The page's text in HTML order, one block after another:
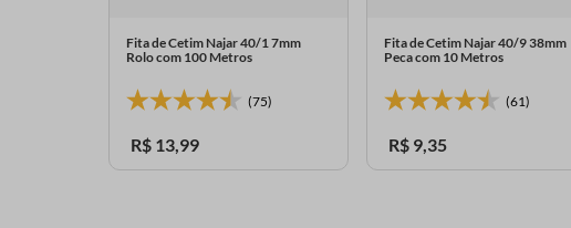
Fita de Cetim Najar 40/1 7mm
Rolo com 100 Metros
(75)
R$ 13, 99
Fita de Cetim Najar 40/9 38mm
Peca com 10 Metros
(61)
R$ 9, 35